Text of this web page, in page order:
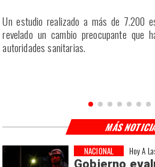
Un estudio realizado a más de 7.200
revelado un cambio preocupante que
autoridades sanitarias.
Hoy A
NACIONAL
MÁS